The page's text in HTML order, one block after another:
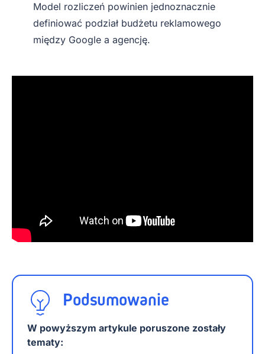
Model rozliczeń powinien jednoznacznie
definiować podział budżetu reklamowego
między Google a agencję.
Podsumowanie
W powyższym artykule poruszone zostały
tematy: